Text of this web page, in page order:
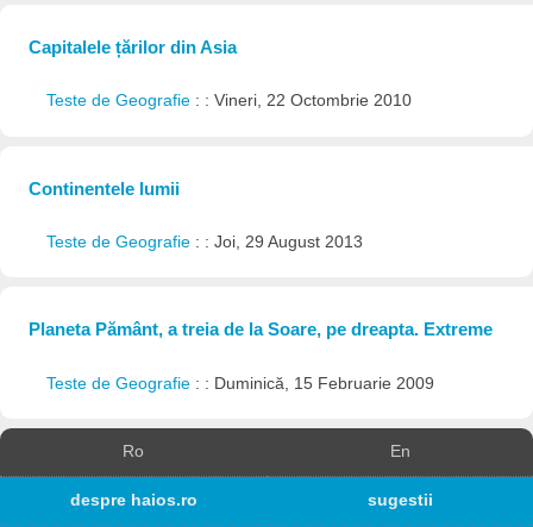
Capitalele țărilor din Asia
Teste de Geografie : : Vineri, 22 Octombrie 2010
Continentele lumii
Teste de Geografie : : Joi, 29 August 2013
Planeta Pământ, a treia de la Soare, pe dreapta. Extreme
Teste de Geografie : : Duminică, 15 Februarie 2009
Ro En
despre haios.ro sugestii